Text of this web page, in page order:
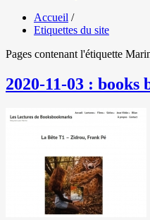
Accueil /
Etiquettes du site
Pages contenant l'étiquette
2020-11-03 : books